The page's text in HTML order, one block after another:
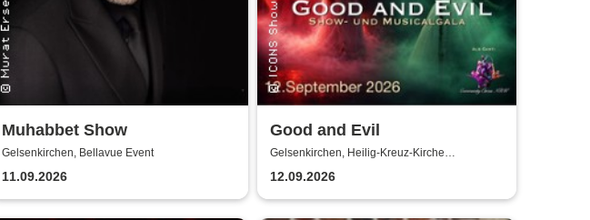
Muhabbet Show
Gelsenkirchen, Bellavue Event
11.09.2026
Good and Evil
Gelsenkirchen, Heilig-Kreuz-Kirche
Gelsenkirchen
12.09.2026